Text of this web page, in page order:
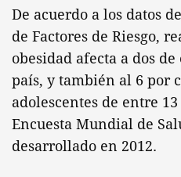
De acuerdo a los datos
de Factores de Riesgo,
obesidad afecta a dos
país, y también al 6 por
adolescentes de entre
Encuesta Mundial de
desarrollado en 2012.